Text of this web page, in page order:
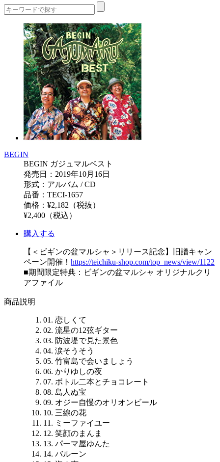
BEGIN
BEGIN ガジュマルベスト
発売日：2019年10月16日
形式：アルバム / CD
品番：TECI-1657
価格：¥2,182（税抜）
¥2,400（税込）
購入する
【＜ビギンの盆マルシャ＞リリース記念】旧譜キャン
ペーン開催！ https://teichiku-shop.com/top_news/view/1122
■期間限定特典：ビギンの盆マルシャ オリジナルクリ
アファイル
商品説明
01. 恋しくて
02. 流星の12弦ギター
03. 防波堤で見た景色
04. 涙そうそう
05. 竹富島で会いましょう
06. かりゆしの夜
07. ボトル二本とチョコレート
08. 島人ぬ宝
09. オジー自慢のオリオンビール
10. 三線の花
11. ミーファイユー
12. 笑顔のまんま
13. パーマ屋ゆんた
14. バルーン